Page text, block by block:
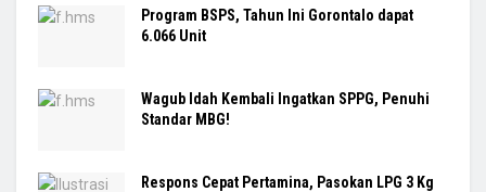
Program BSPS, Tahun Ini Gorontalo dapat
6.066 Unit
Wagub Idah Kembali Ingatkan SPPG, Penuhi
Standar MBG!
Respons Cepat Pertamina, Pasokan LPG 3 Kg